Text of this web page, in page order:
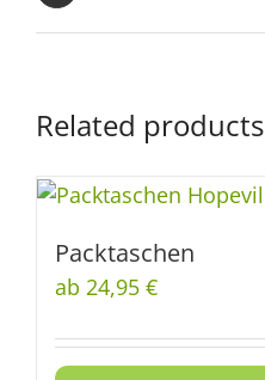
Related products
Packtaschen
ab 24,95 €